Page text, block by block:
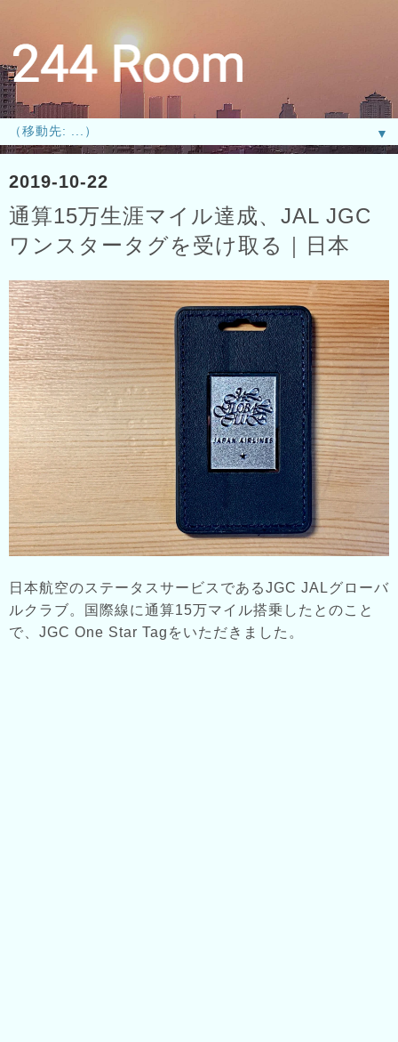
▼
2019-10-22
通算15万生涯マイル達成、JAL JGC
ワンスタータグを受け取る｜日本
日本航空のステータスサービスであるJGC JALグローバ
ルクラブ。国際線に通算15万マイル搭乗したとのこと
で、JGC One Star Tagをいただきました。